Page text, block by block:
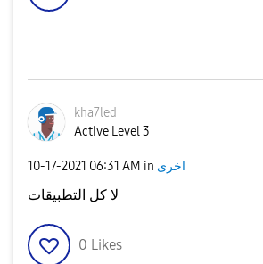
kha7led
Active Level 3
‎10-17-2021 06:31 AM in اخرى
لا كل التطبيقات
0 Likes